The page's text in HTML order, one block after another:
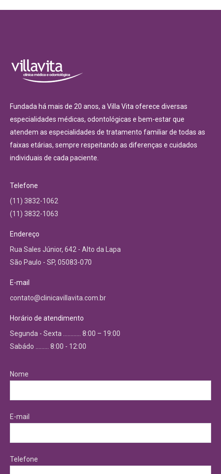
Fundada há mais de 20 anos, a Villa Vita oferece diversas
especialidades médicas, odontológicas e bem-estar que
atendem as especialidades de tratamento familiar de todas as
faixas etárias, sempre respeitando as diferenças e cuidados
individuais de cada paciente.
Telefone
(11) 3832-1062
(11) 3832-1063
Endereço
Rua Sales Júnior, 642 - Alto da Lapa
São Paulo - SP, 05083-070
E-mail
contato@clinicavillavita.com.br
Horário de atendimento
Segunda - Sexta ………… 8:00 – 19:00
Sabádo ……… 8:00 - 12:00
Nome
E-mail
Telefone